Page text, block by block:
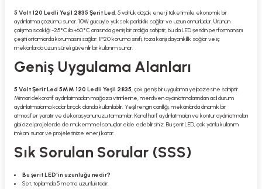
5 Volt 120 Ledli Yeşil 2835 Şerit Led, 5 voltluk düşük enerji tüketimi ile ekonomik bir
aydınlatma çözümü sunar. 10W gücüyle yüksek parlaklık sağlar ve uzun ömürlüdür. Ürünün
çalışma sıcaklığı -25°C ila +60°C arasında geniş bir aralığa sahiptir, bu da LED şeridin performansını
çeşitli ortamlarda korumasını sağlar. IP20 koruma sınıfı, toza karşı dayanıklılık sağlar ve iç
mekanlarda uzun süreli güvenilir bir kullanım sunar.
Geniş Uygulama Alanları
5 Volt Şerit Led 5MM 120 Ledli Yeşil 2835, çok geniş bir uygulama yelpazesine sahiptir.
Mimari dekoratif aydınlatmadan mağaza vitrinlerine, merdiven aydınlatmalarından acil durum
aydınlatmalarına kadar birçok alanda kullanılabilir. Yeşil rengin canlılığı, mekânlarda dinamik bir
atmosfer yaratır ve dekorasyonunuzu tamamlar. Kanal harf aydınlatmaları ve kontur aydınlatmaları
gibi özel projelerde de mükemmel sonuçlar elde edebilirsiniz. Bu şerit LED, çok yönlü kullanım
imkanı sunar ve projelerinize enerji katar.
Sık Sorulan Sorular (SSS)
Bu şerit LED'in uzunluğu nedir?
Set, toplamda 5 metre uzunluktadır.